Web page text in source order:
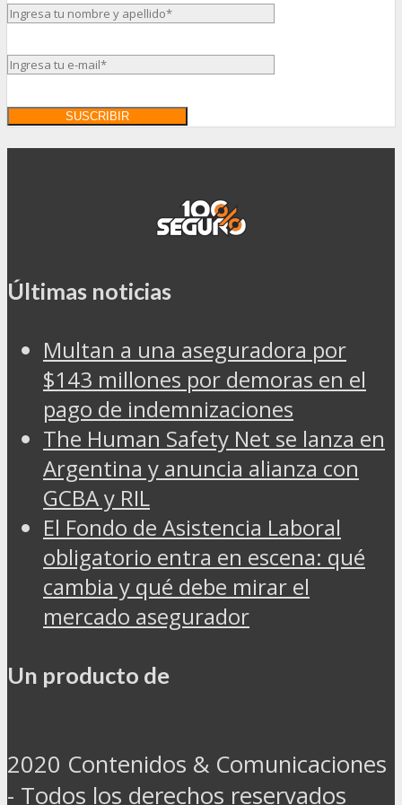
Últimas noticias
Multan a una aseguradora por
$143 millones por demoras en el
pago de indemnizaciones
The Human Safety Net se lanza en
Argentina y anuncia alianza con
GCBA y RIL
El Fondo de Asistencia Laboral
obligatorio entra en escena: qué
cambia y qué debe mirar el
mercado asegurador
Un producto de
2020 Contenidos & Comunicaciones
- Todos los derechos reservados